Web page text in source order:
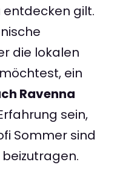
entdecken gilt.
die lokalen
ein
Ravenna
sein,
Sommer sind